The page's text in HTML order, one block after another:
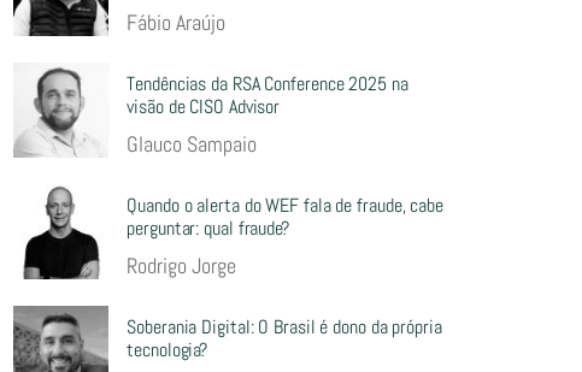
Fábio Araújo
Tendências da RSA Conference 2025 na
visão de CISO Advisor
Glauco Sampaio
Quando o alerta do WEF fala de fraude, cabe
perguntar: qual fraude?
Rodrigo Jorge
Soberania Digital: O Brasil é dono da própria
tecnologia?